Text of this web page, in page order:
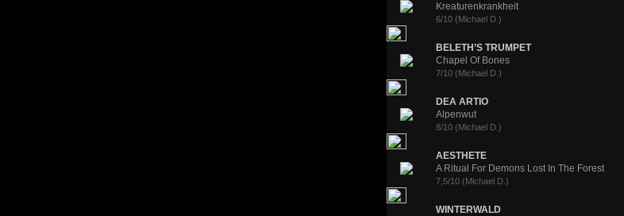
Kreaturenkrankheit
6/10 (Michael D.)
BELETH’S TRUMPET
Chapel Of Bones
7/10 (Michael D.)
DEA ARTIO
Alpenwut
8/10 (Michael D.)
AESTHETE
A Ritual For Demons Lost In The Forest
7,5/10 (Michael D.)
WINTERWALD